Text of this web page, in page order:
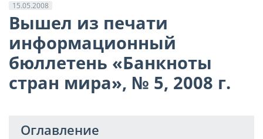
15.05.2008
Вышел из печати
информационный
бюллетень «Банкноты
стран мира», № 5, 2008 г.
Оглавление